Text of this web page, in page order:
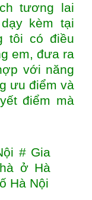
tương lai
kèm tại
tôi có điều
em, đưa ra
với năng
ưu điểm và
điểm mà
# Gia
ở Hà
Hà Nội